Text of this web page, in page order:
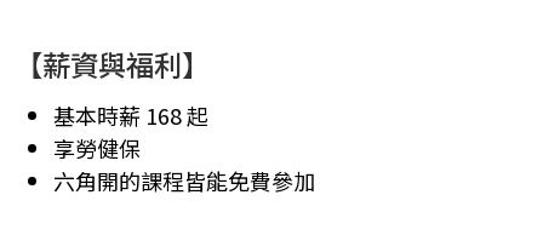
切版整合術
修練全攻略
JavaScript 核心
篇
Sass 實戰全攻略
Bootstrap 5 網頁
切版整合術
THE F2E JS 攻略
【薪資與福利】
基本時薪 168 起
享勞健保
六角開的課程皆能免費參加